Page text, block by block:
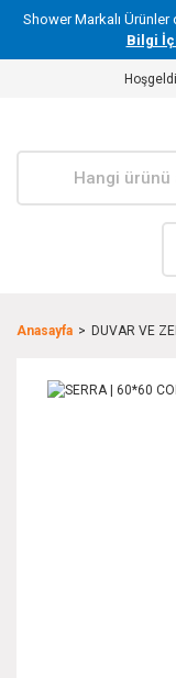
Shower Markalı Ürünler
Bilgi
Anasayfa DUVAR VE